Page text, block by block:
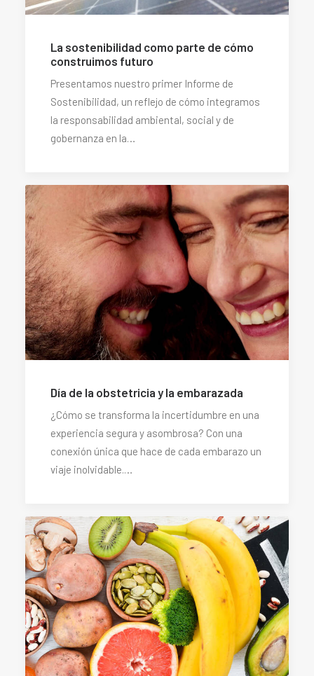
La sostenibilidad como parte de cómo
construimos futuro
Presentamos nuestro primer Informe de
Sostenibilidad, un reflejo de cómo integramos
la responsabilidad ambiental, social y de
gobernanza en la…
Día de la obstetricia y la embarazada
¿Cómo se transforma la incertidumbre en una
experiencia segura y asombrosa? Con una
conexión única que hace de cada embarazo un
viaje inolvidable.…